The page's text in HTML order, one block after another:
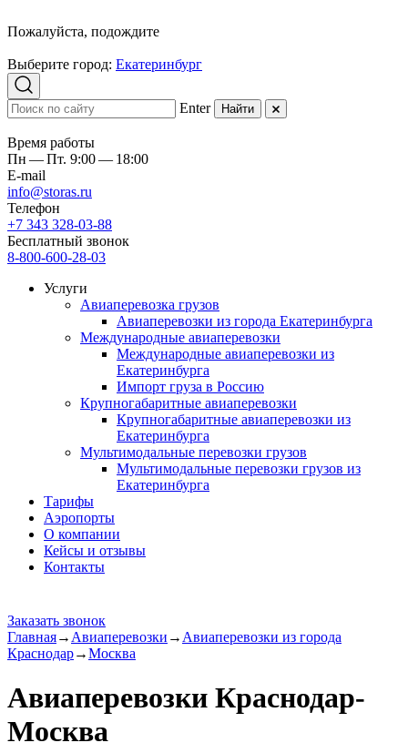
Пожалуйста, подождите
Выберите город: Екатеринбург
Enter Найти
Время работы
Пн — Пт. 9:00 — 18:00
E-mail
info@storas.ru
Телефон
+7 343 328-03-88
Бесплатный звонок
8-800-600-28-03
Услуги
Авиаперевозка грузов
Авиаперевозки из города Екатеринбурга
Международные авиаперевозки
Международные авиаперевозки из
Екатеринбурга
Импорт груза в Россию
Крупногабаритные авиаперевозки
Крупногабаритные авиаперевозки из
Екатеринбурга
Мультимодальные перевозки грузов
Мультимодальные перевозки грузов из
Екатеринбурга
Тарифы
Аэропорты
О компании
Кейсы и отзывы
Контакты
Заказать звонок
Главная→ Авиаперевозки → Авиаперевозки из города
Краснодар→Москва
Авиаперевозки Краснодар-
Москва